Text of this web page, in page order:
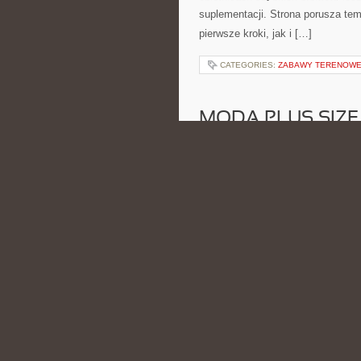
suplementacji. Strona porusza
pierwsze kroki, jak i […]
CATEGORIES: ZABAWY TERENOWE
MODA PLUS